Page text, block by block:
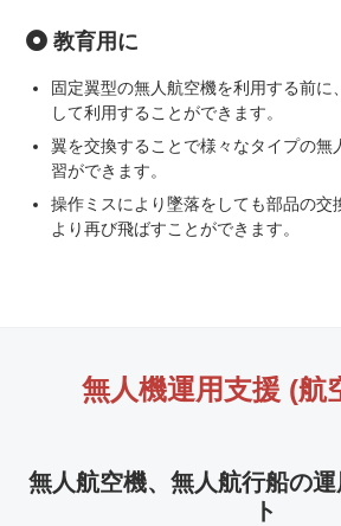
教育用に
固定翼型の無人航空機を利用する前に
して利用することができます。
翼を交換することで様々なタイプの無
習ができます。
操作ミスにより墜落をしても部品の交
より再び飛ばすことができます。
無人機運用支援 (航
無人航空機、無人航行船の
ト